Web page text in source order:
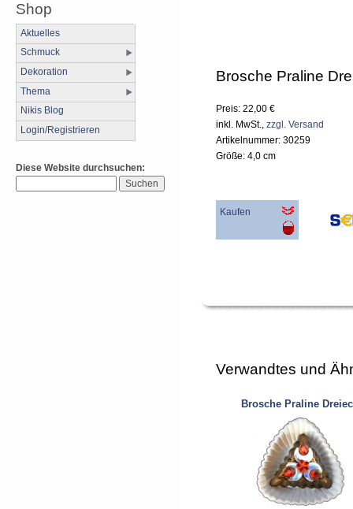
Shop
Aktuelles
Schmuck
Dekoration
Thema
Nikis Blog
Login/Registrieren
Diese Website durchsuchen:
Brosche Praline
Preis: 22,00 €
inkl. MwSt., zzgl. Versand
Artikelnummer: 30259
Größe: 4,0 cm
Kaufen
Verwandtes und
Brosche Praline